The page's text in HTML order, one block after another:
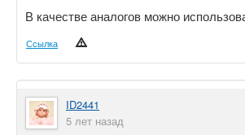
В качестве аналогов можно
Ссылка
ID2441
5 лет назад